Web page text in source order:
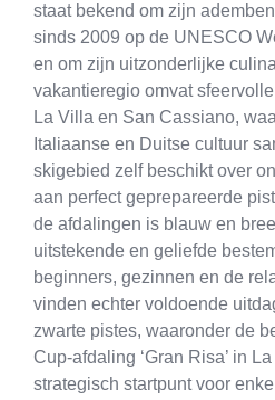
staat bekend om zijn
sinds 2009 op de UNESCO
en om zijn uitzonderlijke
vakantieregio omvat
La Villa en San Cassiano,
Italiaanse en Duitse cultuur
skigebied zelf beschikt over
aan perfect geprepareerde
de afdalingen is blauw en
uitstekende en geliefde
beginners, gezinnen en de
vinden echter voldoende
zwarte pistes, waaronder de
Cup-afdaling ‘Gran Risa’ in
strategisch startpunt voor